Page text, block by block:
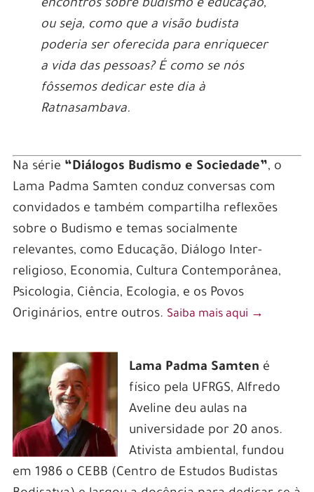
encontros sobre budismo e educação,
ou seja, como que a visão budista
poderia ser oferecida para enriquecer
a vida das pessoas? É como se nós
fôssemos dedicar este dia à
Ratnasambava.
Na série “Diálogos Budismo e Sociedade”, o
Lama Padma Samten conduz conversas com
convidados e também compartilha reflexões
sobre o Budismo e temas socialmente
relevantes, como Educação, Diálogo Inter-
religioso, Economia, Cultura Contemporânea,
Psicologia, Ciência, Ecologia, e os Povos
Originários, entre outros. Saiba mais aqui ‭→
Lama Padma Samten é
físico pela UFRGS, Alfredo
Aveline deu aulas na
universidade por 20 anos.
Ativista ambiental, fundou
em 1986 o CEBB (Centro de Estudos Budistas